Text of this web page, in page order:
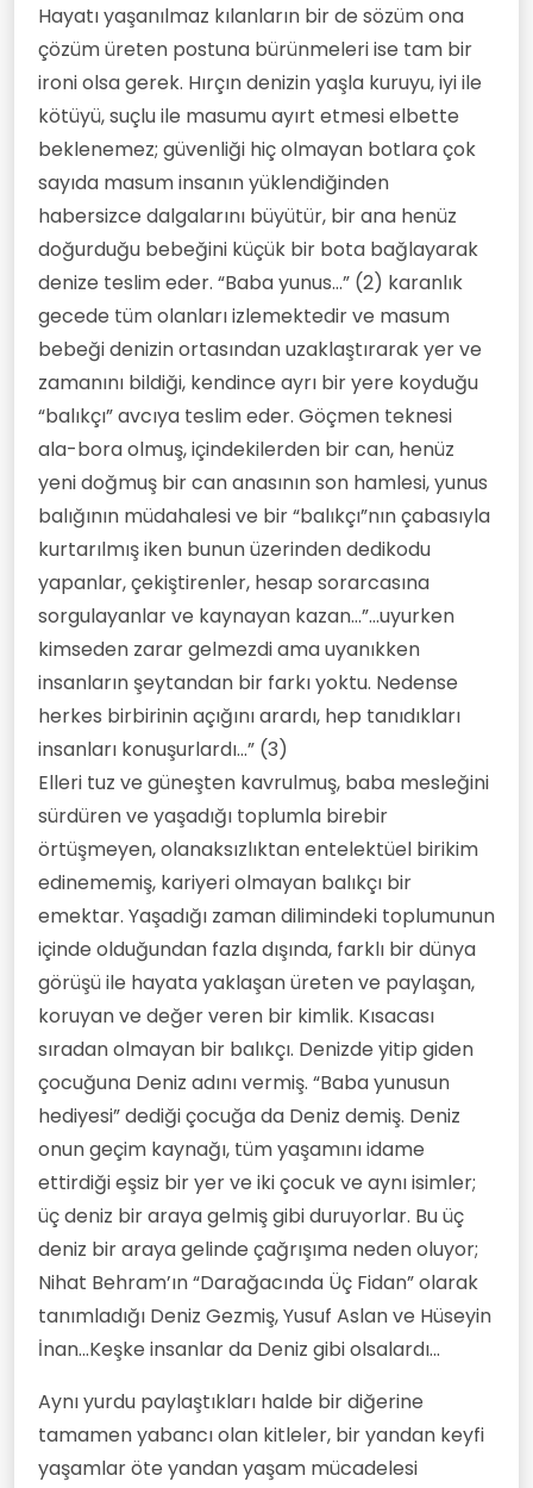
Hayatı yaşanılmaz kılanların bir de sözüm ona
çözüm üreten postuna bürünmeleri ise tam bir
ironi olsa gerek. Hırçın denizin yaşla kuruyu, iyi ile
kötüyü, suçlu ile masumu ayırt etmesi elbette
beklenemez; güvenliği hiç olmayan botlara çok
sayıda masum insanın yüklendiğinden
habersizce dalgalarını büyütür, bir ana henüz
doğurduğu bebeğini küçük bir bota bağlayarak
denize teslim eder. “Baba yunus...” (2) karanlık
gecede tüm olanları izlemektedir ve masum
bebeği denizin ortasından uzaklaştırarak yer ve
zamanını bildiği, kendince ayrı bir yere koyduğu
“balıkçı” avcıya teslim eder. Göçmen teknesi
ala-bora olmuş, içindekilerden bir can, henüz
yeni doğmuş bir can anasının son hamlesi, yunus
balığının müdahalesi ve bir “balıkçı”nın çabasıyla
kurtarılmış iken bunun üzerinden dedikodu
yapanlar, çekiştirenler, hesap sorarcasına
sorgulayanlar ve kaynayan kazan...”...uyurken
kimseden zarar gelmezdi ama uyanıkken
insanların şeytandan bir farkı yoktu. Nedense
herkes birbirinin açığını arardı, hep tanıdıkları
insanları konuşurlardı...” (3)
Elleri tuz ve güneşten kavrulmuş, baba mesleğini
sürdüren ve yaşadığı toplumla birebir
örtüşmeyen, olanaksızlıktan entelektüel birikim
edinememiş, kariyeri olmayan balıkçı bir
emektar. Yaşadığı zaman dilimindeki toplumunun
içinde olduğundan fazla dışında, farklı bir dünya
görüşü ile hayata yaklaşan üreten ve paylaşan,
koruyan ve değer veren bir kimlik. Kısacası
sıradan olmayan bir balıkçı. Denizde yitip giden
çocuğuna Deniz adını vermiş. “Baba yunusun
hediyesi” dediği çocuğa da Deniz demiş. Deniz
onun geçim kaynağı, tüm yaşamını idame
ettirdiği eşsiz bir yer ve iki çocuk ve aynı isimler;
üç deniz bir araya gelmiş gibi duruyorlar. Bu üç
deniz bir araya gelinde çağrışıma neden oluyor;
Nihat Behram’ın “Darağacında Üç Fidan” olarak
tanımladığı Deniz Gezmiş, Yusuf Aslan ve Hüseyin
İnan...Keşke insanlar da Deniz gibi olsalardı...
Aynı yurdu paylaştıkları halde bir diğerine
tamamen yabancı olan kitleler, bir yandan keyfi
yaşamlar öte yandan yaşam mücadelesi